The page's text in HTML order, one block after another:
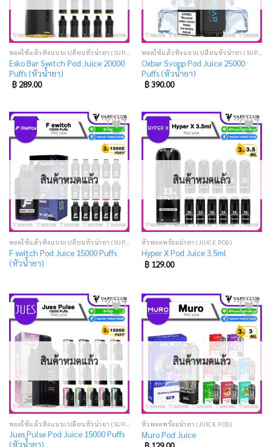
Esko Bar Switch Pod Juice 20000
Puffs (หัวน้ำยา)
฿289.00
Oxbar Svopp Pod Juice 25000
Puffs (หัวน้ำยา)
฿390.00
Add
to
wishlist
สินค้าหมดแล้ว
F switch Pod Juice 15000 Puffs
(หัวน้ำยา)
Add
to
wishlist
สินค้าหมดแล้ว
หัวพอตพร้อมน้ำยา (JUICE POD)
Hyper X Pod Juice 3.5ml
฿129.00
Add
to
wishlist
สินค้าหมดแล้ว
Jues Pulse Pod Juice 15000 Puffs
(หัวน้ำยา)
Add
to
wishlist
สินค้าหมดแล้ว
หัวพอตพร้อมน้ำยา (JUICE POD)
Muro Pod Juice